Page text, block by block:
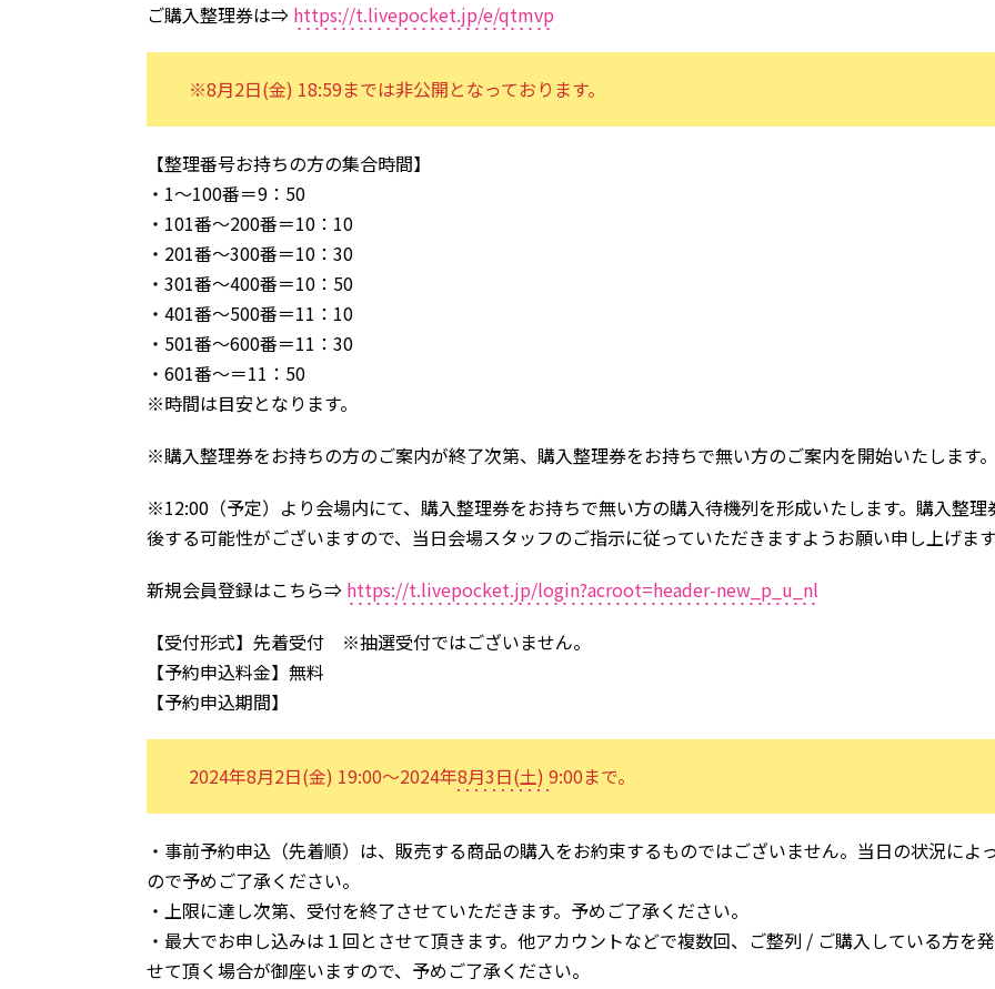
ご購入整理券は⇒ https://t.livepocket.jp/e/qtmvp
※8月2日(金) 18:59までは非公開となっております。
【整理番号お持ちの方の集合時間】
・1～100番＝9：50
・101番～200番＝10：10
・201番～300番＝10：30
・301番～400番＝10：50
・401番～500番＝11：10
・501番～600番＝11：30
・601番～＝11：50
※時間は目安となります。
※購入整理券をお持ちの方のご案内が終了次第、購入整理券をお持ちで無い方のご案内を開始いたします
※12:00（予定）より会場内にて、購入整理券をお持ちで無い方の購入待機列を形成いたします。購入整
後する可能性がございますので、当日会場スタッフのご指示に従っていただきますようお願い申し上げま
新規会員登録はこちら⇒ https://t.livepocket.jp/login?acroot=header-new_p_u_nl
【受付形式】先着受付 ※抽選受付ではございません。
【予約申込料金】無料
【予約申込期間】
2024年8月2日(金) 19:00～2024年8月3日(土) 9:00まで。
・事前予約申込（先着順）は、販売する商品の購入をお約束するものではございません。当日の状況に
ので予めご了承ください。
・上限に達し次第、受付を終了させていただきます。予めご了承ください。
・最大でお申し込みは１回とさせて頂きます。他アカウントなどで複数回、ご整列 / ご購入している方を
せて頂く場合が御座いますので、予めご了承ください。